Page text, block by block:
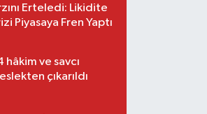
Erteledi: Likidite
Piyasaya Fren Yaptı
hâkim ve savcı
çıkarıldı